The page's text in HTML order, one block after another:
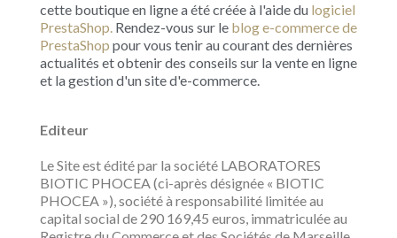
cette boutique en ligne a été créée à l'aide du logiciel
PrestaShop. Rendez-vous sur le blog e-commerce de
PrestaShop pour vous tenir au courant des dernières
actualités et obtenir des conseils sur la vente en ligne
et la gestion d'un site d'e-commerce.
Editeur
Le Site est édité par la société LABORATORES
BIOTIC PHOCEA (ci-après désignée « BIOTIC
PHOCEA »), société à responsabilité limitée au
capital social de 290 169,45 euros, immatriculée au